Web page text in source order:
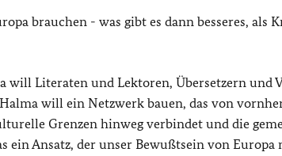
brauchen - was gibt es dann besseres, als
will Literaten und Lektoren, Übersetzern und
will ein Netzwerk bauen, das von
Grenzen hinweg verbindet und die
ein Ansatz, der unser Bewußtsein von